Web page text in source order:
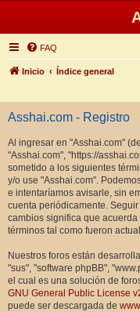
FAQ
Inicio Índice general
Asshai.com - Registro
Al ingresar en "Asshai.com"
"Asshai.com", "https://
sometido a los siguientes
y/o use "Asshai.com".
e intentaríamos avisarle, sin
cuenta periódicamente.
cambios significa que
términos tal como fueron
Nuestros foros están
"sus", "software phpBB",
el cual es una solución de
GNU General Public License
puede ser descargada de